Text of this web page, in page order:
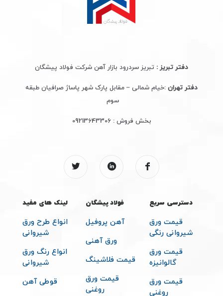
دفتر تبریز : تبریز سردرود بازار آهن شرکت فولاد پیشگان
دفتر تهران :خیام شمالی – مقابل پارک شهر پاساژ صرافیان طبقه
سوم
بخش فروش :09213643306
دسترسی سریع
قیمت ورق
شیروانی رنگی
قیمت ورق
گالوانیزه
قیمت ورق
روغنی
فولاد پیشگان
آهن پروفیل
ورق آهنی
قیمت فلاشینگ
قیمت ورق
روغنی
لینک های مفید
انواع طرح ورق
شیروانی
انواع رنگ ورق
شیروانی
قوطی آهن